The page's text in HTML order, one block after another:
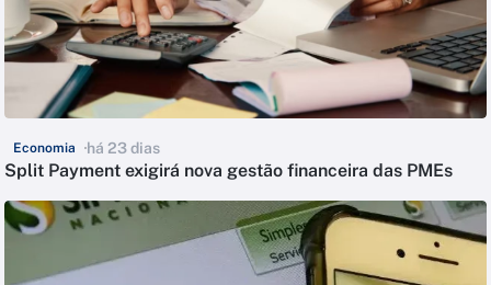
Economia há 23 dias
Split Payment exigirá nova gestão financeira das PMEs